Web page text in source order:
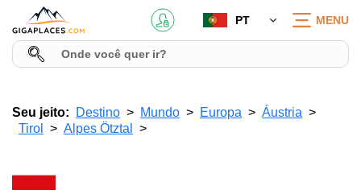
PT MENU
Seu jeito: Destino Mundo Europa
Áustria
Tirol
Alpes Ötztal